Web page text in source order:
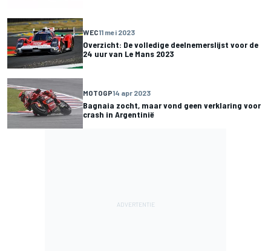
WEC11 mei 2023
Overzicht: De volledige deelnemerslijst voor de
24 uur van Le Mans 2023
MOTOGP14 apr 2023
Bagnaia zocht, maar vond geen verklaring voor
crash in Argentinië